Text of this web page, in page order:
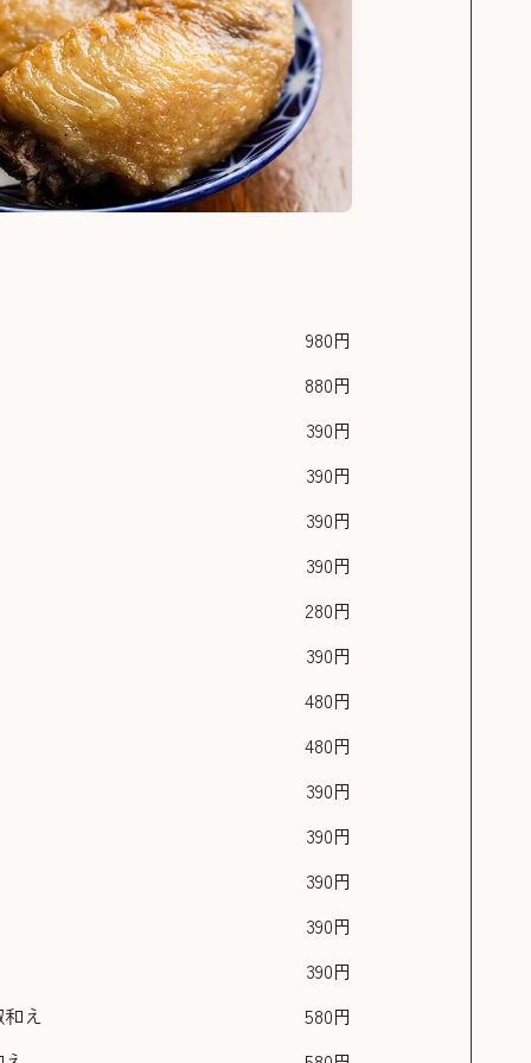
980円
880円
390円
390円
390円
390円
280円
390円
480円
480円
390円
390円
390円
390円
390円
え
580円